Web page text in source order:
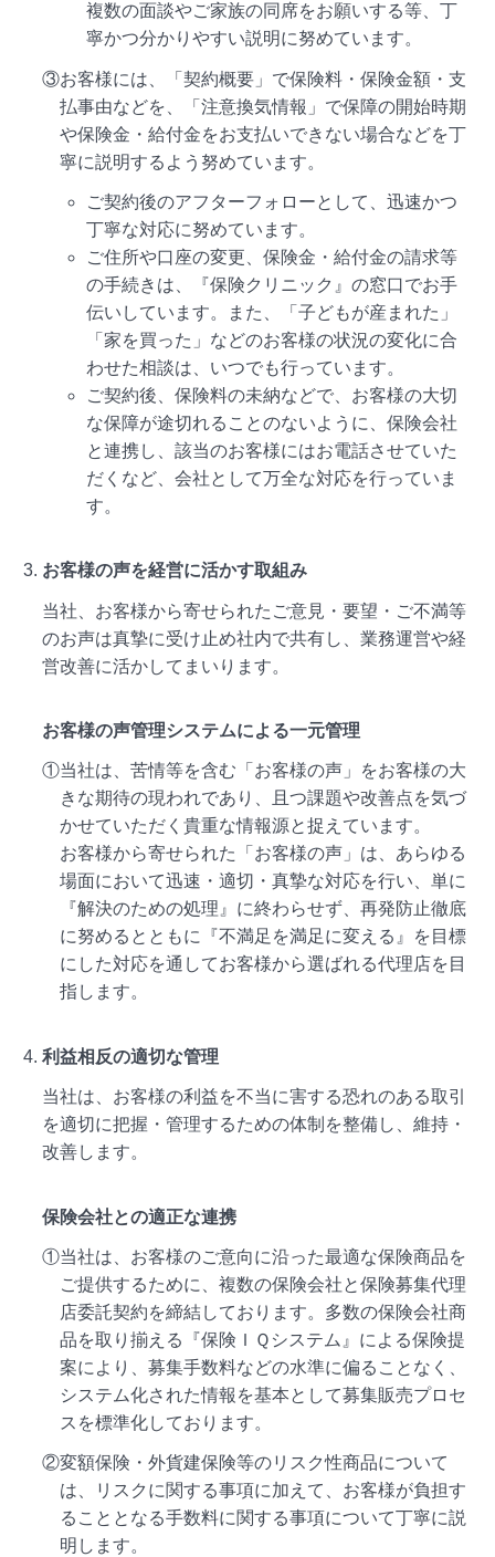
複数の面談やご家族の同席をお願いする等、丁
寧かつ分かりやすい説明に努めています。
③お客様には、「契約概要」で保険料・保険金額・支
払事由などを、「注意換気情報」で保障の開始時期
や保険金・給付金をお支払いできない場合などを丁
寧に説明するよう努めています。
ご契約後のアフターフォローとして、迅速かつ
丁寧な対応に努めています。
ご住所や口座の変更、保険金・給付金の請求等
の手続きは、『保険クリニック』の窓口でお手
伝いしています。また、「子どもが産まれた」
「家を買った」などのお客様の状況の変化に合
わせた相談は、いつでも行っています。
ご契約後、保険料の未納などで、お客様の大切
な保障が途切れることのないように、保険会社
と連携し、該当のお客様にはお電話させていた
だくなど、会社として万全な対応を行っていま
す。
お客様の声を経営に活かす取組み
当社、お客様から寄せられたご意見・要望・ご不満等
のお声は真摯に受け止め社内で共有し、業務運営や経
営改善に活かしてまいります。
お客様の声管理システムによる一元管理
①当社は、苦情等を含む「お客様の声」をお客様の大
きな期待の現われであり、且つ課題や改善点を気づ
かせていただく貴重な情報源と捉えています。
お客様から寄せられた「お客様の声」は、あらゆる
場面において迅速・適切・真摯な対応を行い、単に
『解決のための処理』に終わらせず、再発防止徹底
に努めるとともに『不満足を満足に変える』を目標
にした対応を通してお客様から選ばれる代理店を目
指します。
利益相反の適切な管理
当社は、お客様の利益を不当に害する恐れのある取引
を適切に把握・管理するための体制を整備し、維持・
改善します。
保険会社との適正な連携
①当社は、お客様のご意向に沿った最適な保険商品を
ご提供するために、複数の保険会社と保険募集代理
店委託契約を締結しております。多数の保険会社商
品を取り揃える『保険ＩＱシステム』による保険提
案により、募集手数料などの水準に偏ることなく、
システム化された情報を基本として募集販売プロセ
スを標準化しております。
②変額保険・外貨建保険等のリスク性商品について
は、リスクに関する事項に加えて、お客様が負担す
ることとなる手数料に関する事項について丁寧に説
明します。